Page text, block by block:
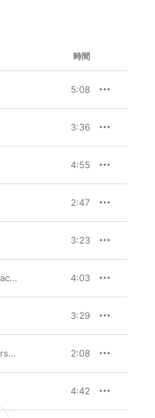
時間
5:08
3:36
4:55
2:47
3:23
Out of the Races and Onto the Tracks - EP 4:03
3:29
Dig Me Out (2014 Remastered Version) 2:08
4:42